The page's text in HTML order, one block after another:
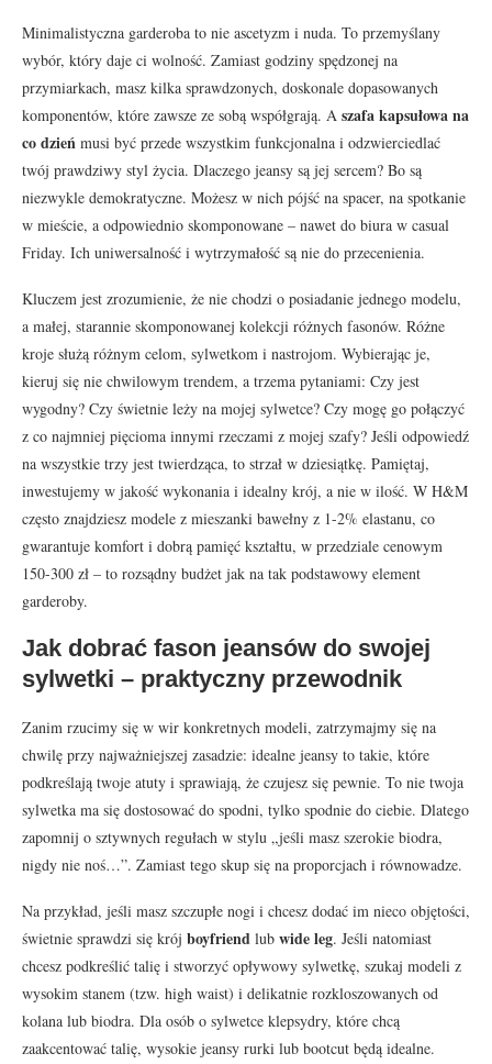
Minimalistyczna garderoba to nie ascetyzm i nuda. To przemyślany
wybór, który daje ci wolność. Zamiast godziny spędzonej na
przymiarkach, masz kilka sprawdzonych, doskonale dopasowanych
komponentów, które zawsze ze sobą współgrają. A szafa kapsułowa na
co dzień musi być przede wszystkim funkcjonalna i odzwierciedlać
twój prawdziwy styl życia. Dlaczego jeansy są jej sercem? Bo są
niezwykle demokratyczne. Możesz w nich pójść na spacer, na spotkanie
w mieście, a odpowiednio skomponowane – nawet do biura w casual
Friday. Ich uniwersalność i wytrzymałość są nie do przecenienia.
Kluczem jest zrozumienie, że nie chodzi o posiadanie jednego modelu,
a małej, starannie skomponowanej kolekcji różnych fasonów. Różne
kroje służą różnym celom, sylwetkom i nastrojom. Wybierając je,
kieruj się nie chwilowym trendem, a trzema pytaniami: Czy jest
wygodny? Czy świetnie leży na mojej sylwetce? Czy mogę go połączyć
z co najmniej pięcioma innymi rzeczami z mojej szafy? Jeśli odpowiedź
na wszystkie trzy jest twierdząca, to strzał w dziesiątkę. Pamiętaj,
inwestujemy w jakość wykonania i idealny krój, a nie w ilość. W H&M
często znajdziesz modele z mieszanki bawełny z 1-2% elastanu, co
gwarantuje komfort i dobrą pamięć kształtu, w przedziale cenowym
150-300 zł – to rozsądny budżet jak na tak podstawowy element
garderoby.
Jak dobrać fason jeansów do swojej
sylwetki – praktyczny przewodnik
Zanim rzucimy się w wir konkretnych modeli, zatrzymajmy się na
chwilę przy najważniejszej zasadzie: idealne jeansy to takie, które
podkreślają twoje atuty i sprawiają, że czujesz się pewnie. To nie twoja
sylwetka ma się dostosować do spodni, tylko spodnie do ciebie. Dlatego
zapomnij o sztywnych regułach w stylu „jeśli masz szerokie biodra,
nigdy nie noś…”. Zamiast tego skup się na proporcjach i równowadze.
Na przykład, jeśli masz szczupłe nogi i chcesz dodać im nieco objętości,
świetnie sprawdzi się krój boyfriend lub wide leg. Jeśli natomiast
chcesz podkreślić talię i stworzyć opływowy sylwetkę, szukaj modeli z
wysokim stanem (tzw. high waist) i delikatnie rozkloszowanych od
kolana lub biodra. Dla osób o sylwetce klepsydry, które chcą
zaakcentować talię, wysokie jeansy rurki lub bootcut będą idealne.